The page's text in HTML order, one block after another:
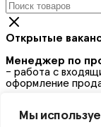
Мы
Открытые
Менеджер по
- работа с
оформление
- комплектация и